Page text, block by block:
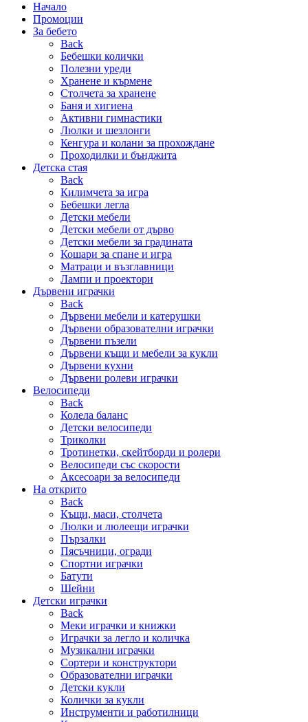
Начало
Промоции
За бебето
Back
Бебешки колички
Полезни уреди
Хранене и кърмене
Столчета за хранене
Баня и хигиена
Активни гимнастики
Люлки и шезлонги
Кенгура и колани за прохождане
Проходилки и бънджита
Детска стая
Back
Килимчета за игра
Бебешки легла
Детски мебели
Детски мебели от дърво
Детски мебели за градината
Кошари за спане и игра
Матраци и възглавници
Лампи и проектори
Дървени играчки
Back
Дървени мебели и катерушки
Дървени образователни играчки
Дървени пъзели
Дървени къщи и мебели за кукли
Дървени кухни
Дървени ролеви играчки
Велосипеди
Back
Колела баланс
Детски велосипеди
Триколки
Тротинетки, скейтборди и ролери
Велосипеди със скорости
Аксесоари за велосипеди
На открито
Back
Къщи, маси, столчета
Люлки и люлеещи играчки
Пързалки
Пясъчници, огради
Спортни играчки
Батути
Шейни
Детски играчки
Back
Меки играчки и книжки
Играчки за легло и количка
Музикални играчки
Сортери и конструктори
Образователни играчки
Детски кукли
Колички за кукли
Инструменти и работилници